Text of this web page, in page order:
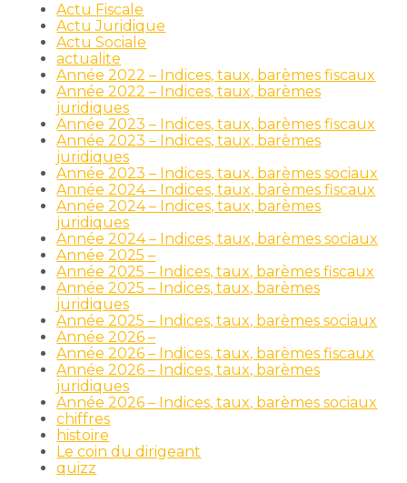
Actu Fiscale
Actu Juridique
Actu Sociale
actualite
Année 2022 – Indices, taux, barèmes fiscaux
Année 2022 – Indices, taux, barèmes
juridiques
Année 2023 – Indices, taux, barèmes fiscaux
Année 2023 – Indices, taux, barèmes
juridiques
Année 2023 – Indices, taux, barèmes sociaux
Année 2024 – Indices, taux, barèmes fiscaux
Année 2024 – Indices, taux, barèmes
juridiques
Année 2024 – Indices, taux, barèmes sociaux
Année 2025 –
Année 2025 – Indices, taux, barèmes fiscaux
Année 2025 – Indices, taux, barèmes
juridiques
Année 2025 – Indices, taux, barèmes sociaux
Année 2026 –
Année 2026 – Indices, taux, barèmes fiscaux
Année 2026 – Indices, taux, barèmes
juridiques
Année 2026 – Indices, taux, barèmes sociaux
chiffres
histoire
Le coin du dirigeant
quizz